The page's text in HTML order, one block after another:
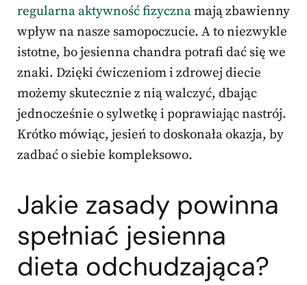
regularna aktywność fizycznamają zbawienny
wpływ na nasze samopoczucie. A to niezwykle
istotne, bo jesienna chandra potrafi dać się we
znaki. Dzięki ćwiczeniom i zdrowej diecie
możemy skutecznie z nią walczyć, dbając
jednocześnie o sylwetkę i poprawiając nastrój.
Krótko mówiąc, jesień to doskonała okazja, by
zadbać o siebie kompleksowo.
Jakie zasady powinna
spełniać jesienna
dieta odchudzająca?